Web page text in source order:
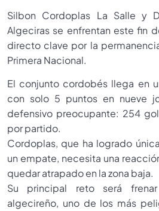
Silbon Cordoplas La Salle y
Algeciras se enfrentan este fin
directo clave por la
Primera Nacional.
El conjunto cordobés llega en
con solo 5 puntos en nueve
defensivo preocupante: 254
por partido.
Cordoplas, que ha logrado
un empate, necesita una
quedar atrapado en la zona baja.
Su principal reto será
algecireño, uno de los más